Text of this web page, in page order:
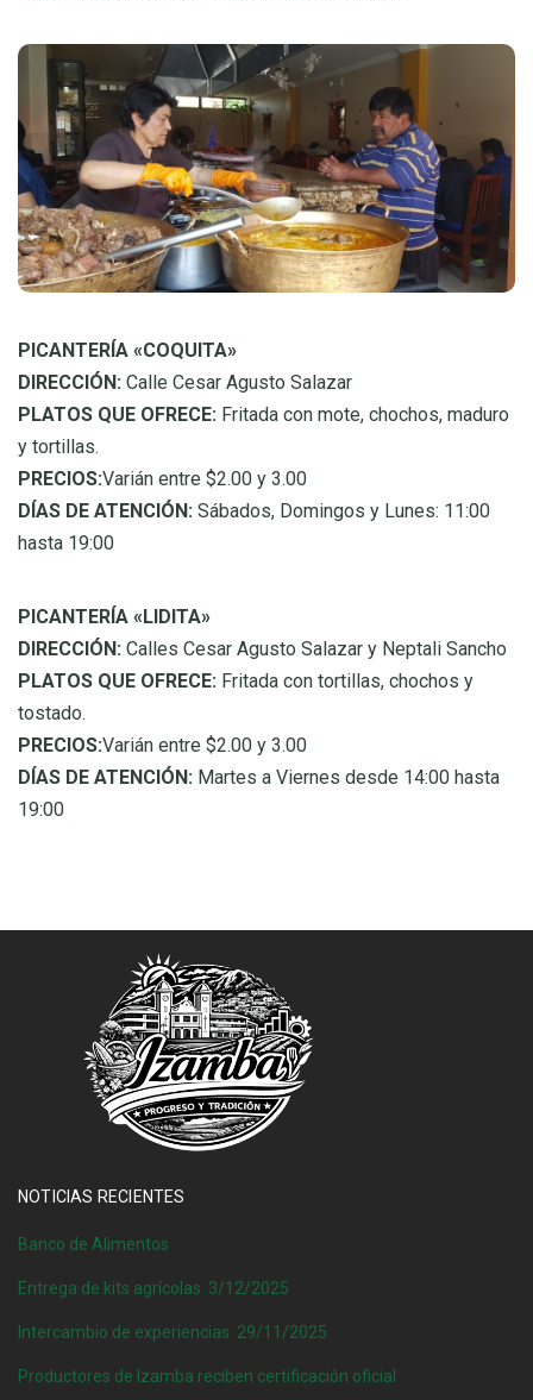
PICANTERÍA «COQUITA»
DIRECCIÓN: Calle Cesar Agusto Salazar
PLATOS QUE OFRECE: Fritada con mote, chochos, maduro
y tortillas.
PRECIOS:Varián entre $2.00 y 3.00
DÍAS DE ATENCIÓN: Sábados, Domingos y Lunes: 11:00
hasta 19:00
PICANTERÍA «LIDITA»
DIRECCIÓN: Calles Cesar Agusto Salazar y Neptali Sancho
PLATOS QUE OFRECE: Fritada con tortillas, chochos y
tostado.
PRECIOS:Varián entre $2.00 y 3.00
DÍAS DE ATENCIÓN: Martes a Viernes desde 14:00 hasta
19:00
NOTICIAS RECIENTES
Banco de Alimentos
Entrega de kits agrícolas. 3/12/2025
Intercambio de experiencias. 29/11/2025
Productores de Izamba reciben certificación oficial